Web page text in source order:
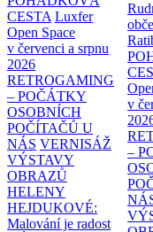
CESTA Luxfer
Open Space
v červenci a srpnu
2026
RETROGAMING
– POČÁTKY
OSOBNÍCH
POČÍTAČŮ U
NÁS VERNISÁŽ
VÝSTAVY
OBRAZŮ
HELENY
HEJDUKOVÉ:
Malování je radost
v
–